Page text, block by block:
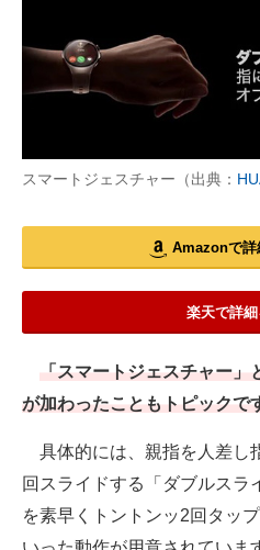
スマートジェスチャー（出典：
Amazonで詳
楽天で詳
「スマートジェスチャー」
が加わったこともトピックで
具体的には、親指を人差し
回スライドする「ダブルスラ
を素早くトントンッ2回タッ